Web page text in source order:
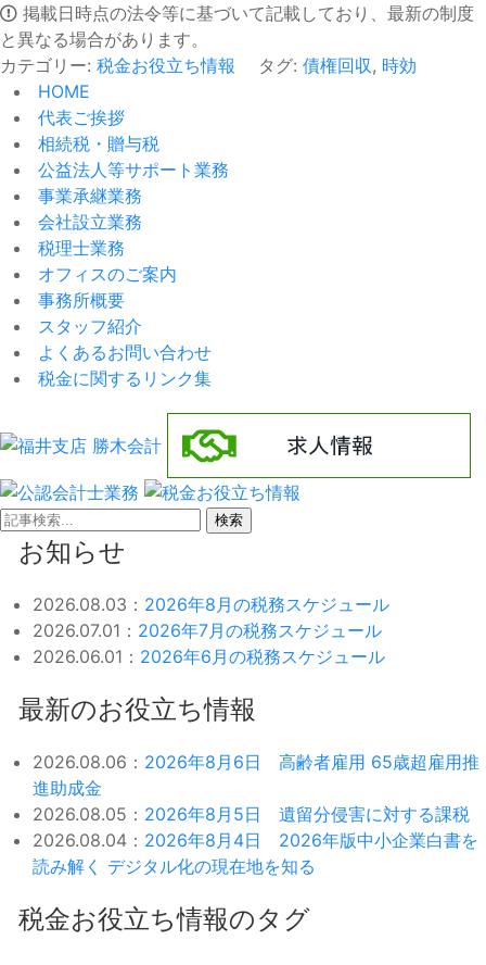
掲載日時点の法令等に基づいて記載しており、最新の制度
と異なる場合があります。
カテゴリー: 税金お役立ち情報 タグ: 債権回収, 時効
HOME
代表ご挨拶
相続税・贈与税
公益法人等サポート業務
事業承継業務
会社設立業務
税理士業務
オフィスのご案内
事務所概要
スタッフ紹介
よくあるお問い合わせ
税金に関するリンク集
検索
お知らせ
2026.08.03： 2026年8月の税務スケジュール
2026.07.01： 2026年7月の税務スケジュール
2026.06.01： 2026年6月の税務スケジュール
最新のお役立ち情報
2026.08.06： 2026年8月6日 高齢者雇用 65歳超雇用推
進助成金
2026.08.05： 2026年8月5日 遺留分侵害に対する課税
2026.08.04： 2026年8月4日 2026年版中小企業白書を
読み解く デジタル化の現在地を知る
税金お役立ち情報のタグ